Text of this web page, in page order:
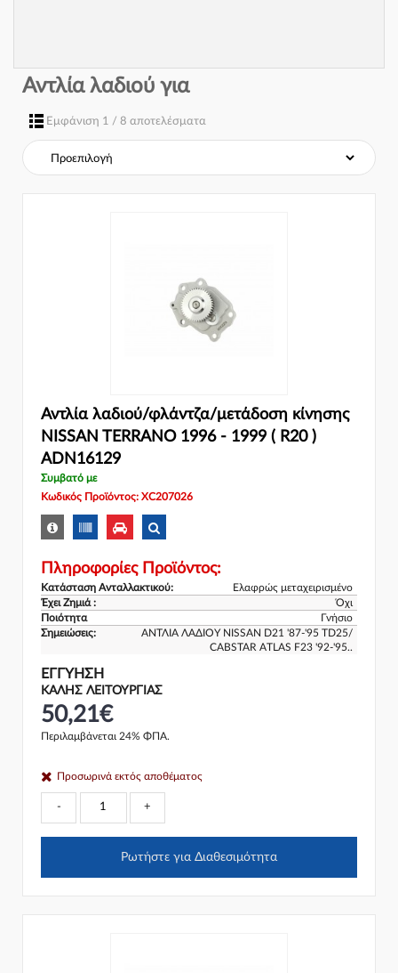
Αντλία λαδιού για
Εμφάνιση 1 / 8 αποτελέσματα
Αντλία λαδιού/φλάντζα/μετάδοση κίνησης
NISSAN TERRANO 1996 - 1999 ( R20 )
ADN16129
Συμβατό με
Κωδικός Προϊόντος: XC207026
Πληροφορίες Προϊόντος:
Κατάσταση Ανταλλακτικού:
Ελαφρώς μεταχειρισμένο
Έχει Ζημιά :
Όχι
Ποιότητα
Γνήσιο
Σημειώσεις:
ΑΝΤΛΙΑ ΛΑΔΙΟΥ NISSAN D21 '87-'95 TD25/
CABSTAR ATLAS F23 '92-'95..
ΕΓΓΎΗΣΗ
ΚΑΛΗΣ ΛΕΙΤΟΥΡΓΙΑΣ
50,21€
Περιλαμβάνεται 24% ΦΠΑ.
Προσωρινά εκτός αποθέματος
- +
Ρωτήστε για Διαθεσιμότητα